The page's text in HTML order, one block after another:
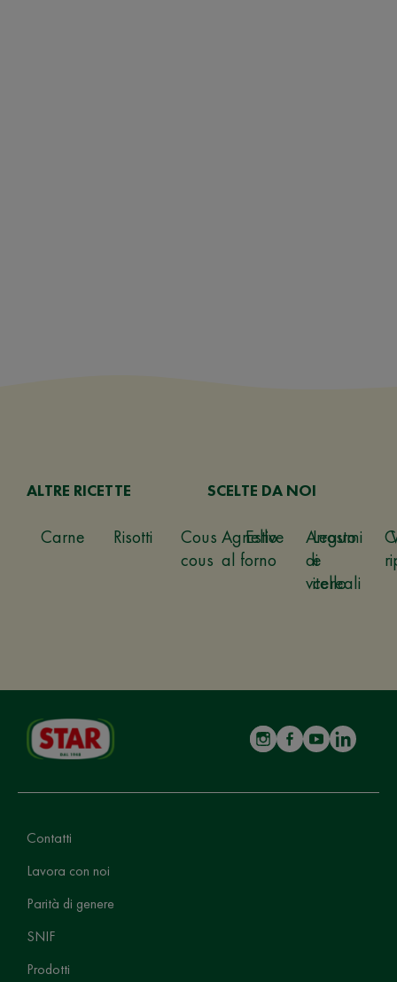
ALTRE RICETTE
Carne Risotti
Cous
cous
Estive
Legumi
e
cereali
SCELTE DA NOI
Agnello
al forno
Arrosto
di
vitello
Contatti
Lavora con noi
Parità di genere
SNIF
Prodotti